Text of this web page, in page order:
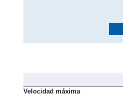
Velocidad máxima